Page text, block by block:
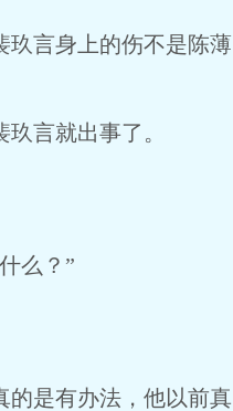
玖言身上的伤不是陈薄
言就出事了。
么？”
的是有办法，他以前真